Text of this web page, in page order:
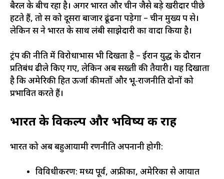
बैरल के बीच रहा है। अगर भारत और चीन जैसे बड़े खरीदार पीछे
हटते हैं, तो रूस को दूसरा बाजार ढूंढना पड़ेगा – चीन मुख्य रूप से।
लेकिन रूस ने भारत के साथ लंबी साझेदारी का वादा किया है।
ट्रंप की नीति में विरोधाभास भी दिखता है – ईरान युद्ध के दौरान
प्रतिबंध ढीले किए गए, लेकिन अब सख्ती की तैयारी। यह दिखाता
है कि अमेरिकी हित ऊर्जा कीमतों और भू-राजनीति दोनों को
प्रभावित करते हैं।
भारत के विकल्प और भविष्य की राह
भारत को अब बहुआयामी रणनीति अपनानी होगी:
विविधीकरण: मध्य पूर्व, अफ्रीका, अमेरिका से आयात